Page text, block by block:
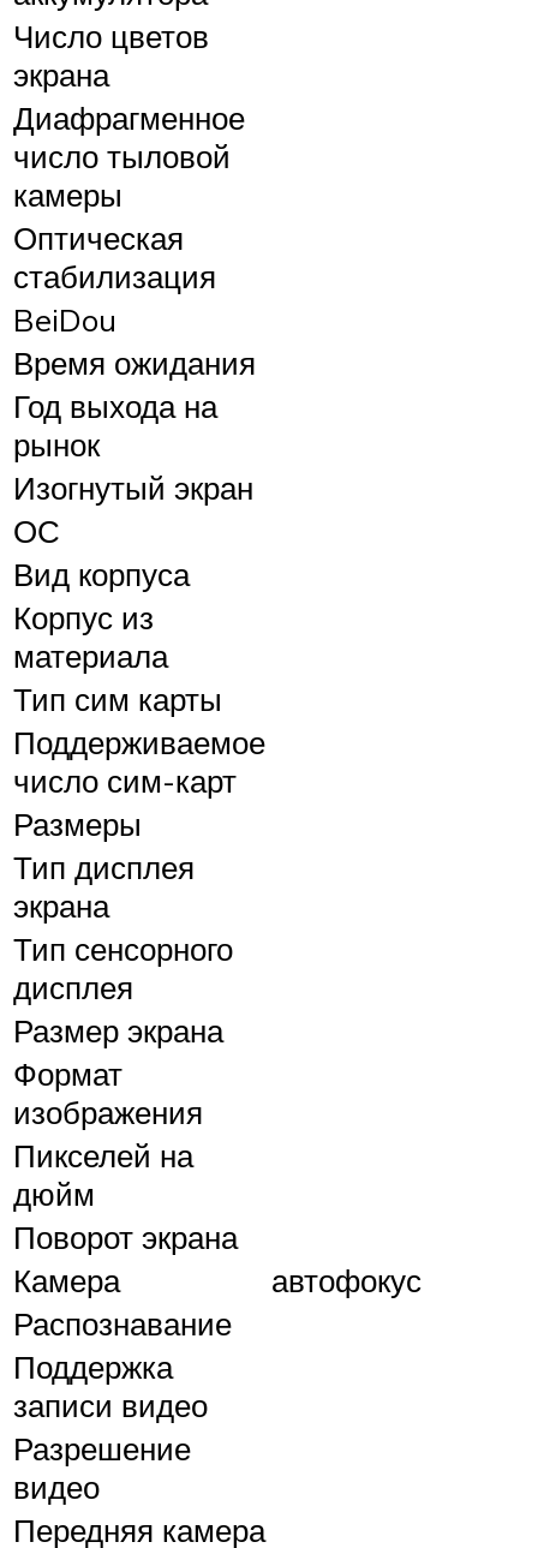
Число цветов
экрана
Диафрагменное
число тыловой
камеры
Оптическая
стабилизация
BeiDou
Время ожидания
Год выхода на
рынок
Изогнутый экран
ОС
Вид корпуса
Корпус из
материала
Тип сим карты
Поддерживаемое
число сим-карт
Размеры
Тип дисплея
экрана
Тип сенсорного
дисплея
Размер экрана
Формат
изображения
Пикселей на
дюйм
Поворот экрана
Камера
автофокус
Распознавание
Поддержка
записи видео
Разрешение
видео
Передняя камера